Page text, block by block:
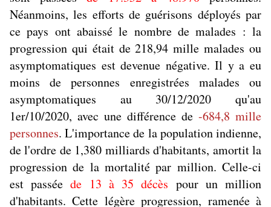
Néanmoins, les efforts de guérisons déployés par
ce pays ont abaissé le nombre de malades : la
progression qui était de 218,94 mille malades ou
asymptomatiques est devenue négative. Il y a eu
moins de personnes enregistrées malades ou
asymptomatiques au 30/12/2020 qu'au
1er/10/2020, avec une différence de -684,8 mille
personnes. L'importance de la population indienne,
de l'ordre de 1,380 milliards d'habitants, amortit la
progression de la mortalité par million. Celle-ci
est passéede 13 à 35 décès pour un million
d'habitants. Cette légère progression, ramenée à